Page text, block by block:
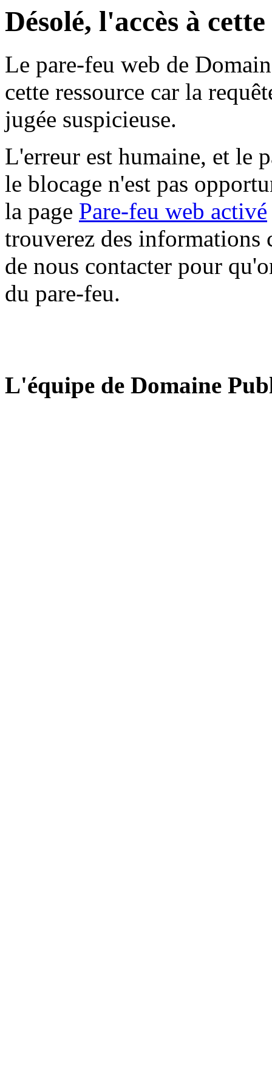
Désolé, l'accès à
Le pare-feu web de
cette ressource car la
jugée suspicieuse.
L'erreur est humaine, et le
le blocage n'est pas
la page Pare-feu web activé
trouverez des informations
de nous contacter pour
du pare-feu.
L'équipe de Domaine